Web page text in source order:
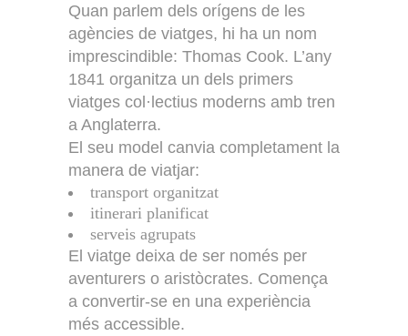
Quan parlem dels orígens de les
agències de viatges, hi ha un nom
imprescindible: Thomas Cook. L’any
1841 organitza un dels primers
viatges col·lectius moderns amb tren
a Anglaterra.
El seu model canvia completament la
manera de viatjar:
transport organitzat
itinerari planificat
serveis agrupats
El viatge deixa de ser només per
aventurers o aristòcrates. Comença
a convertir-se en una experiència
més accessible.